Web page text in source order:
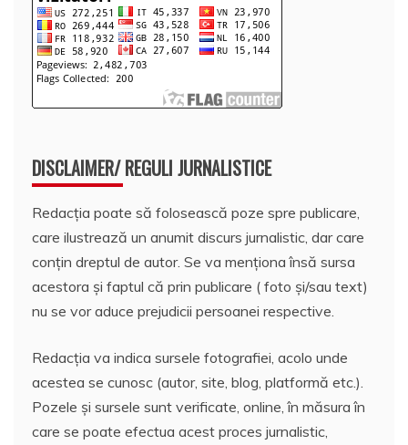
DISCLAIMER/ REGULI JURNALISTICE
Redacția poate să folosească poze spre publicare,
care ilustrează un anumit discurs jurnalistic, dar care
conțin dreptul de autor. Se va menționa însă sursa
acestora și faptul că prin publicare ( foto și/sau text)
nu se vor aduce prejudicii persoanei respective.
Redacția va indica sursele fotografiei, acolo unde
acestea se cunosc (autor, site, blog, platformă etc.).
Pozele și sursele sunt verificate, online, în măsura în
care se poate efectua acest proces jurnalistic,